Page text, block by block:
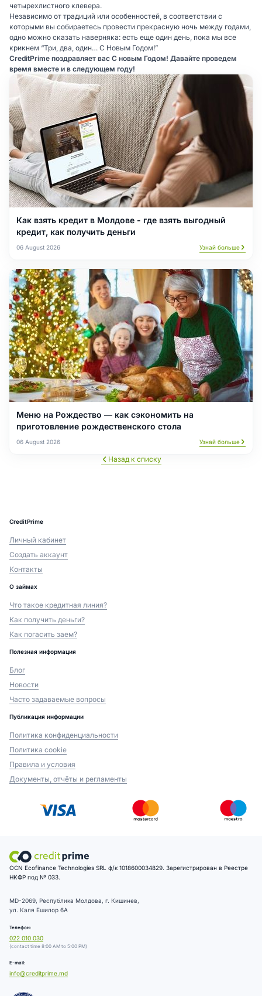
четырехлистного клевера.
Независимо от традиций или особенностей, в соответствии с
которыми вы собираетесь провести прекрасную ночь между годами,
одно можно сказать наверняка: есть еще один день, пока мы все
крикнем “Три, два, один… С Новым Годом!”
CreditPrime поздравляет вас С новым Годом! Давайте проведем
время вместе и в следующем году!
Как взять кредит в Молдове - где взять выгодный
кредит, как получить деньги
06 August 2026 Узнай больше
Меню на Рождество — как сэкономить на
приготовление рождественского стола
06 August 2026 Узнай больше
Назад к списку
CreditPrime
Личный кабинет
Создать аккаунт
Контакты
О займах
Что такое кредитная линия?
Как получить деньги?
Как погасить заем?
Полезная информация
Блог
Новости
Часто задаваемые вопросы
Публикация информации
Политика конфиденциальности
Политика cookie
Правила и условия
Документы, отчёты и регламенты
OCN Ecofinance Technologies SRL ф/к 1018600034829. Зарегистрирован в Реестре
НКФР под № 033.
MD-2069, Республика Молдова, г. Кишинев,
ул. Каля Ешилор 6А
Телефон:
022 010 030
(contact time 8:00 AM to 5:00 PM)
E-mail:
info@creditprime.md